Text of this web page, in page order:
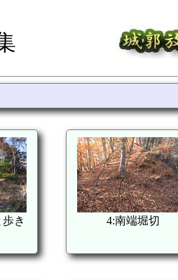
き
4:南端堀切